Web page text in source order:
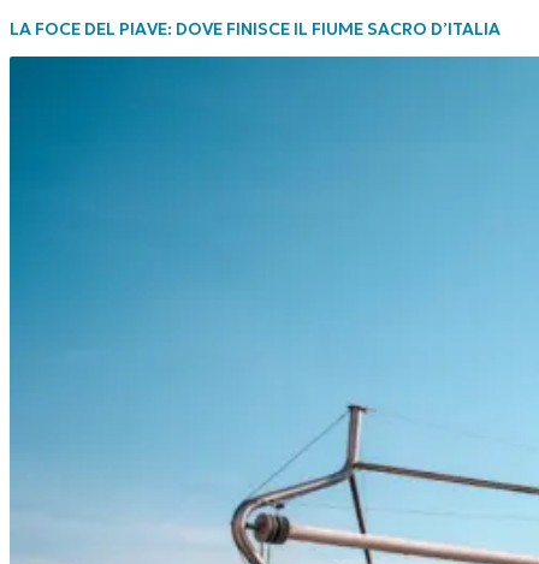
LA FOCE DEL PIAVE: DOVE FINISCE IL FIUME SACRO D’ITALIA